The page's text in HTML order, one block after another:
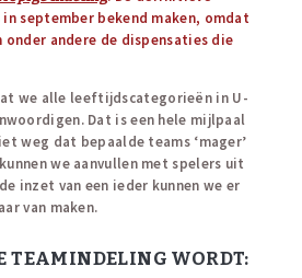
september bekend maken, omdat
onder andere de dispensaties die
we alle leeftijdscategorieën in U-
Dat is een hele mijlpaal
weg dat bepaalde teams ‘mager’
we aanvullen met spelers uit
inzet van een ieder kunnen we er
van maken.
TEAMINDELING WORDT: